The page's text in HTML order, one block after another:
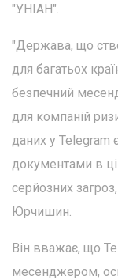
"УНІАН".
"Держава, що
для багатьох
безпечний
для компаній
даних у Telegram
документами в
серйозних
Юрчишин.
Він вважає, що
месенджером,